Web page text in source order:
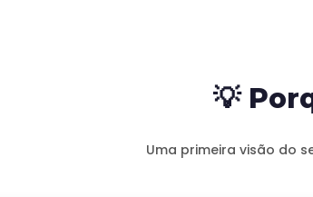
💡
Uma primeira visão do